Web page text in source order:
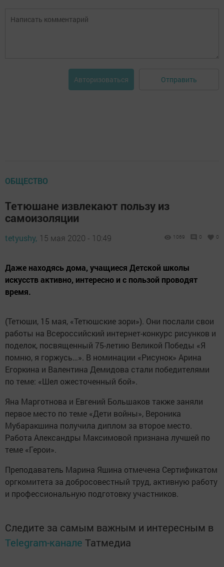
Авторизоваться Отправить
ОБЩЕСТВО
Тетюшане извлекают пользу из
самоизоляции
tetyushy, 15 мая 2020 - 10:49 1069 0 0
Даже находясь дома, учащиеся Детской школы
искусств активно, интересно и с пользой проводят
время.
(Тетюши, 15 мая, «Тетюшские зори»). Они послали свои
работы на Всероссийский интернет-конкурс рисунков и
поделок, посвященный 75-летию Великой Победы «Я
помню, я горжусь…». В номинации «Рисунок» Арина
Егоркина и Валентина Демидова стали победителями
по теме: «Шел ожесточенный бой».
Яна Марготнова и Евгений Большаков также заняли
первое место по теме «Дети войны», Вероника
Мубаракшина получила диплом за второе место.
Работа Александры Максимовой признана лучшей по
теме «Герои».
Преподаватель Марина Яшина отмечена Сертификатом
оргкомитета за добросовестный труд, активную работу
и профессиональную подготовку участников.
Следите за самым важным и интересным в
Telegram-канале Татмедиа